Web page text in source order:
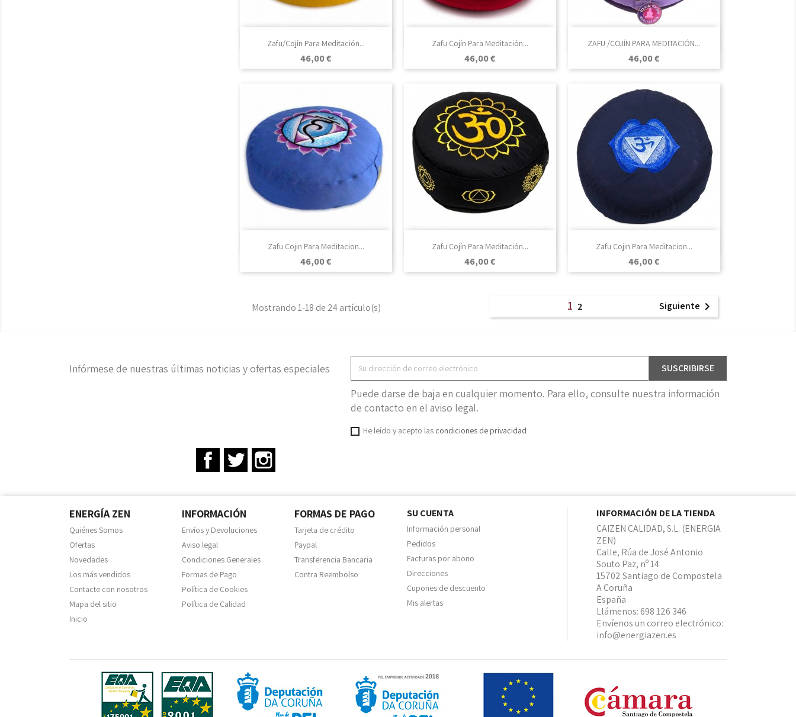
Zafu/Cojín Para Meditación...
Precio
46,00 €
Vista rápida Zafu Cojín Para Meditación...
Precio
46,00 €
Vista rápida ZAFU /COJÍN PARA MEDITACIÓN...
Precio
46,00 €
Vista rápida
Azul
Marino
Verde
Zafu Cojin Para Meditacion...
Precio
46,00 €
Vista rápida Zafu Cojín Para Meditación...
Precio
46,00 €
Vista rápida Zafu Cojin Para Meditacion...
Precio
46,00 €
Vista rápida
Mostrando 1-18 de 24 artículo(s) 1 2 Siguiente 
Infórmese de nuestras últimas noticias y ofertas especiales
Puede darse de baja en cualquier momento. Para ello, consulte nuestra información
de contacto en el aviso legal.
He leído y acepto las condiciones de privacidad
FacebookTwitter
ENERGÍA ZEN
Quiénes Somos
Ofertas
Novedades
Los más vendidos
Contacte con nosotros
Mapa del sitio
Inicio
INFORMACIÓN
Envíos y Devoluciones
Aviso legal
Condiciones Generales
Formas de Pago
Política de Cookies
Política de Calidad
FORMAS DE PAGO
Tarjeta de crédito
Paypal
Transferencia Bancaria
Contra Reembolso
SU CUENTA
Información personal
Pedidos
Facturas por abono
Direcciones
Cupones de descuento
Mis alertas
INFORMACIÓN DE LA TIENDA
CAIZEN CALIDAD, S.L. (ENERGIA
ZEN)
Calle, Rúa de José Antonio
Souto Paz, nº 14
15702 Santiago de Compostela
A Coruña
España
Llámenos: 698 126 346
Envíenos un correo electrónico:
info@energiazen.es